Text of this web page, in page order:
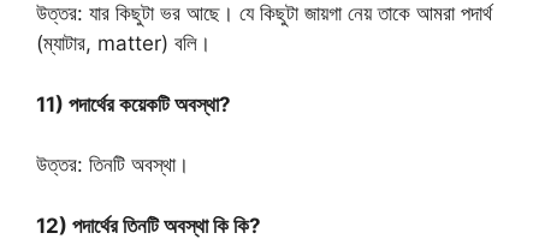
উত্তর: যার কিছুটা ভর আছে। যে কিছুটা জায়গা নেয় তাকে আমরা পদার্থ
(ম্যাটার, matter) বলি।
11) পদার্থের কয়েকটি অবস্থা?
উত্তর: তিনটি অবস্থা।
12) পদার্থের তিনটি অবস্থা কি কি?